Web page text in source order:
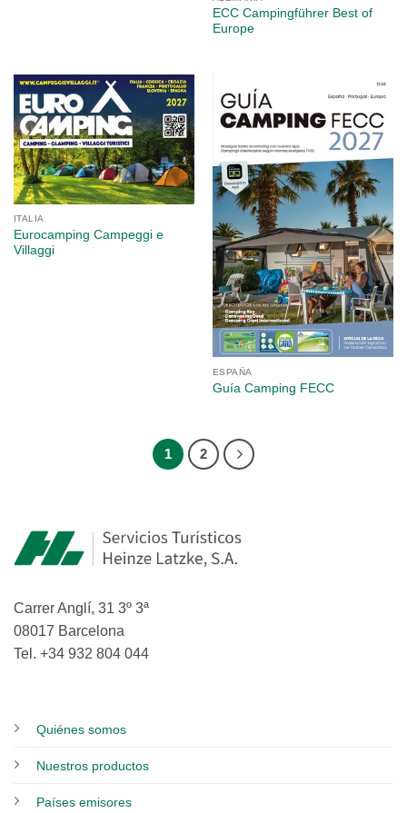
ECC Campingführer Best of
Europe
ITALIA
Eurocamping Campeggi e
Villaggi
ESPAÑA
Guía Camping FECC
1 2
Carrer Anglí, 31 3º 3ª
08017 Barcelona
Tel. +34 932 804 044
Quiénes somos
Nuestros productos
Países emisores